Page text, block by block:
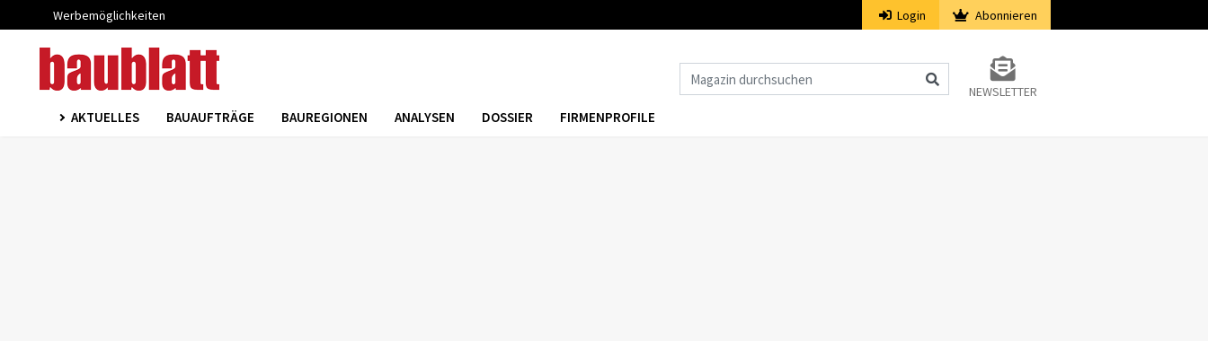
Werbemöglichkeiten Login Abonnieren
NEWSLETTER
AKTUELLES BAUAUFTRÄGE BAUREGIONEN ANALYSEN DOSSIER FIRMENPROFILE